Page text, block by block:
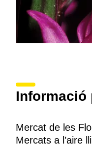
Informació
Mercat de les
Mercats a l’aire